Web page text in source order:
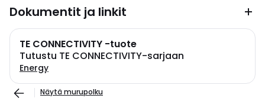
Dokumentit ja linkit
TE CONNECTIVITY -tuote
Tutustu TE CONNECTIVITY-sarjaan
Energy
Näytä murupolku